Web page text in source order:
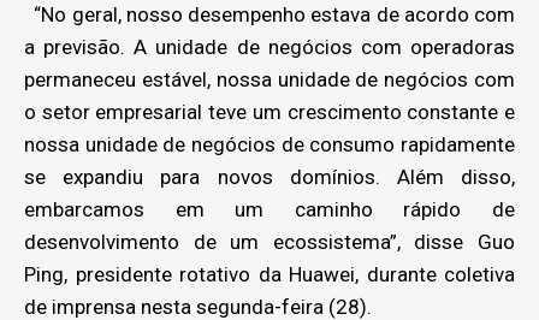
“No geral, nosso desempenho estava de acordo com
a previsão. A unidade de negócios com operadoras
permaneceu estável, nossa unidade de negócios com
o setor empresarial teve um crescimento constante e
nossa unidade de negócios de consumo rapidamente
se expandiu para novos domínios. Além disso,
embarcamos em um caminho rápido de
desenvolvimento de um ecossistema”, disse Guo
Ping, presidente rotativo da Huawei, durante coletiva
de imprensa nesta segunda-feira (28).